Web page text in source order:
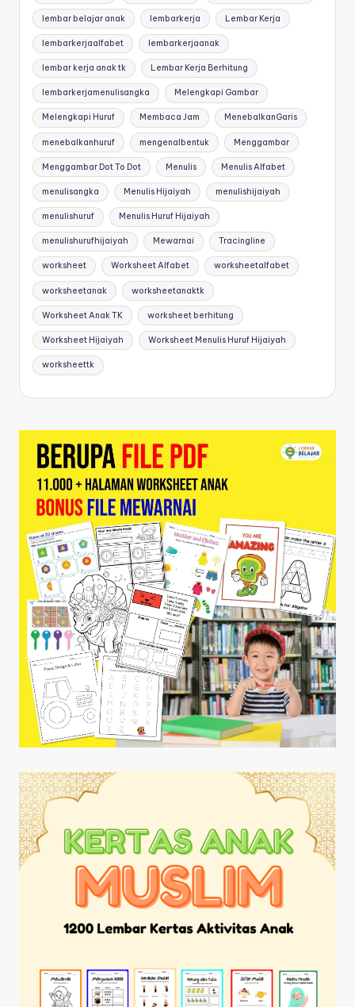
lembar belajar anak lembarkerja Lembar Kerja
lembarkerjaalfabet lembarkerjaanak
lembar kerja anak tk Lembar Kerja Berhitung
lembarkerjamenulisangka Melengkapi Gambar
Melengkapi Huruf Membaca Jam MenebalkanGaris
menebalkanhuruf mengenalbentuk Menggambar
Menggambar Dot To Dot Menulis Menulis Alfabet
menulisangka Menulis Hijaiyah menulishijaiyah
menulishuruf Menulis Huruf Hijaiyah
menulishurufhijaiyah Mewarnai Tracingline
worksheet Worksheet Alfabet worksheetalfabet
worksheetanak worksheetanaktk
Worksheet Anak TK worksheet berhitung
Worksheet Hijaiyah Worksheet Menulis Huruf Hijaiyah
worksheettk